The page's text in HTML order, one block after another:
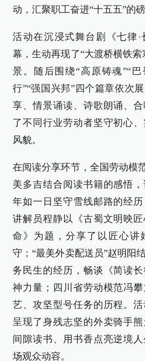
动，汇聚职工奋进“十五五”的磅
活动在沉浸式舞台剧《七律
幕，生动再现了“大渡桥横铁索
景。随后围绕“高原铸魂”“巴
行”“强国兴邦”四个篇章依次
享、情景诵读、诗歌朗诵、
了不同行业劳动者坚守初心
风貌。
在阅读分享环节，全国劳动模
美多吉结合阅读书籍的感悟
年如一日坚守雪线邮路的经
讲解员程静以《古蜀文明映
命》为题，分享了以匠心讲
守；“最美外卖配送员”赵明阳
务民生的经历，畅谈《简读
神力量；四川省劳动模范冯
艺、攻坚型号任务的历程。
呈现了身残志坚的外卖骑手
间隙读书、用书香点亮逆境
场观众动容。